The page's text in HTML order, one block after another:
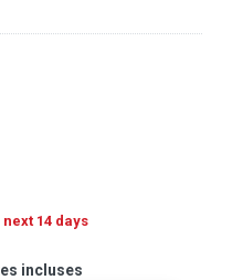
14 days
incluses